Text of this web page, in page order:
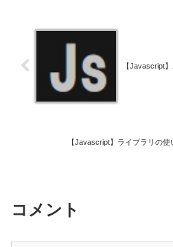
【Javascript
【Javascript】ライブラリの使
コメント